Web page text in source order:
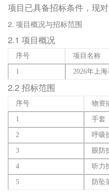
项目已具备招标条件，现
2. 项目概况与招标范围
2.1 项目概况
序号 项目名称
1 2026年上
2.2 招标范围
序号 物资
1 手套
2 呼吸
3 眼防
4 听力
5 防坠